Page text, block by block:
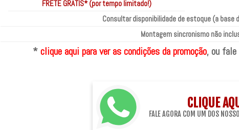
FRETE GRÁTIS* (por tempo limitado!)
Consultar disponibilidade de estoque (a base
Montagem sincronismo não
*clique aqui para ver as condições da promoção, ou
CLIQUE
FALE AGORA COM UM DOS